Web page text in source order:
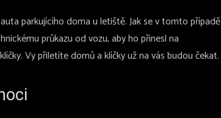
parkujícího doma u letiště. Jak se v tomto případě
průkazu od vozu, aby ho přinesl na
Vy přiletíte domů a klíčky už na vás budou čekat.